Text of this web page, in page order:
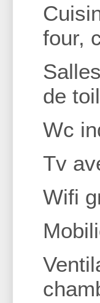
four,
de
Wc
Tv
Wifi